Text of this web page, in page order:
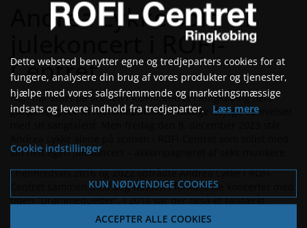
Andrea Lykke solo til
julekoncert i ROFI-
Centret
Hun har stået på scenen i ROFI-Centret i Ringkøbing flere
gange og givet sit hjemmepublikum mange dejlige oplevelser
sin helt egen julekoncert – akkompagneret af seks musikere.
I henholdsvis 2016 og 2022 optrådte Andrea Lykke i ROFI-
Centret sammen med Stig Rossen i fantastiske koncerter med
titlen ”Drømmeduetter”. I 2018 var der også et talstærkt
publikum i centret, da Andrea var gæstesolist i Stig Rossens
Dette websted benytter egne og tredjeparters cookies for at
fungere, analysere din brug af vores produkter og tjenester,
hjælpe med vores salgsfremmende og marketingsmæssige
indsats og levere indhold fra tredjeparter. Læs mere
Cookie indstillinger
KUN NØDVENDIGE COOKIES
ACCEPTER ALLE COOKIES